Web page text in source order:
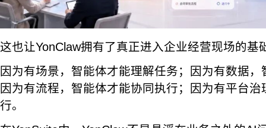
这也让YonClaw拥有了真正进入企业经营现场的基
因为有场景，智能体才能理解任务；因为有数据
因为有流程，智能体才能协同执行；因为有平台
行。